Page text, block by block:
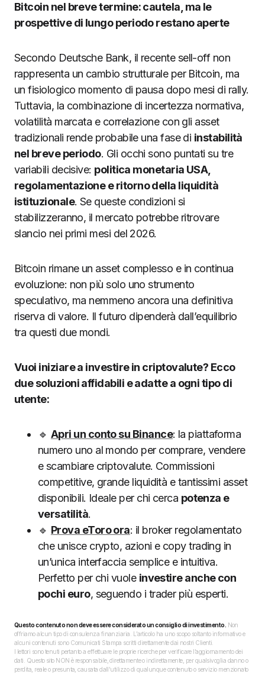
Bitcoin nel breve termine: cautela, ma le
prospettive di lungo periodo restano aperte
Secondo Deutsche Bank, il recente sell-off non
rappresenta un cambio strutturale per Bitcoin, ma
un fisiologico momento di pausa dopo mesi di rally.
Tuttavia, la combinazione di incertezza normativa,
volatilità marcata e correlazione con gli asset
tradizionali rende probabile una fase di instabilità
nel breve periodo. Gli occhi sono puntati su tre
variabili decisive: politica monetaria USA,
regolamentazione e ritorno della liquidità
istituzionale. Se queste condizioni si
stabilizzeranno, il mercato potrebbe ritrovare
slancio nei primi mesi del 2026.
Bitcoin rimane un asset complesso e in continua
evoluzione: non più solo uno strumento
speculativo, ma nemmeno ancora una definitiva
riserva di valore. Il futuro dipenderà dall’equilibrio
tra questi due mondi.
Vuoi iniziare a investire in criptovalute? Ecco
due soluzioni affidabili e adatte a ogni tipo di
utente:
🔹 Apri un conto su Binance: la piattaforma
numero uno al mondo per comprare, vendere
e scambiare criptovalute. Commissioni
competitive, grande liquidità e tantissimi asset
disponibili. Ideale per chi cerca potenza e
versatilità.
🔹 Prova eToro ora: il broker regolamentato
che unisce crypto, azioni e copy trading in
un’unica interfaccia semplice e intuitiva.
Perfetto per chi vuole investire anche con
pochi euro, seguendo i trader più esperti.
Questo contenuto non deve essere considerato un consiglio di investimento. Non
offriamo alcun tipo di consulenza finanziaria. L’articolo ha uno scopo soltanto informativo e
alcuni contenuti sono Comunicati Stampa scritti direttamente dai nostri Clienti.
I lettori sono tenuti pertanto a effettuare le proprie ricerche per verificare l’aggiornamento dei
dati. Questo sito NON è responsabile, direttamente o indirettamente, per qualsivoglia danno o
perdita, reale o presunta, causata dall'utilizzo di qualunque contenuto o servizio menzionato